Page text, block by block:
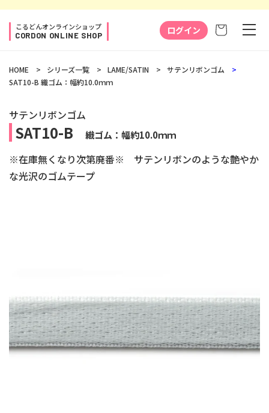
ンツに
進む
こるどんオンラインショップ
CORDON ONLINE SHOP
ログイン
ー
HOME シリーズ一覧 LAME/SATIN
サテンリボンゴム
SAT10-B 織ゴム：幅約10.0ｍｍ
サテンリボンゴム
SAT10-B 織ゴム：幅約10.0ｍｍ
※在庫無くなり次第廃番※ サテンリボンのような艶やか
な光沢のゴムテープ